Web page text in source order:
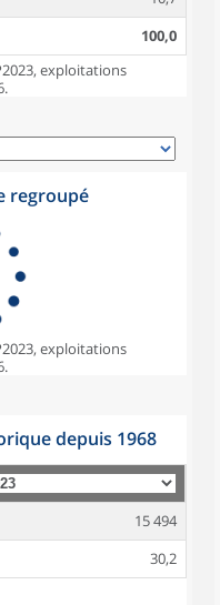
100,0
exploitations
regroupé
exploitations
depuis 1968
15 494
30,2